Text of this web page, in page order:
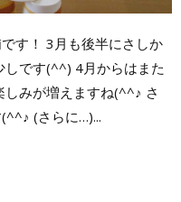
す！ 3月も後半にさしか
しです(^^) 4月からはまた
みが増えますね(^^♪ さ
(さらに…)...